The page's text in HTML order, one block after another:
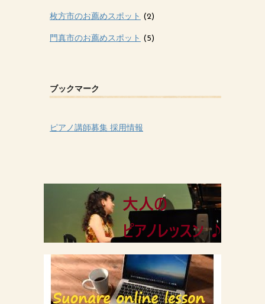
枚方市のお薦めスポット (2)
門真市のお薦めスポット (5)
ブックマーク
ピアノ講師募集 採用情報